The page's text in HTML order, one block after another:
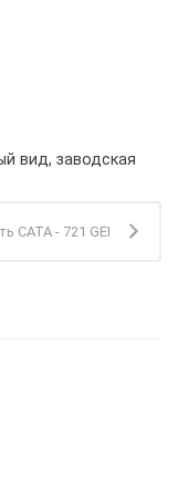
вид, заводская
CATA - 721 GEI